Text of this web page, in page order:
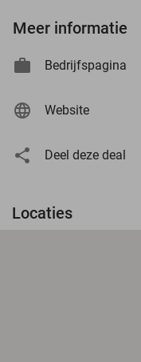
Meer informatie
Bedrijfspagina
Website
Deel deze deal
Locaties